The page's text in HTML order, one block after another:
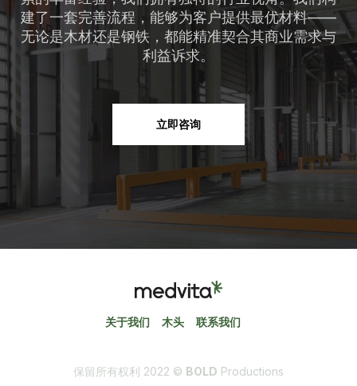
建了一套完善流程，能够为客户提供最优材料——
无论是木材还是钢铁，都能精准契合其商业需求与
利益诉求。
立即咨询
关于我们 木头 联系我们
保留所有权利 2022 © BOLD Productions